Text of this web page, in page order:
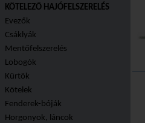
KÖTELEZŐ HAJÓFELSZERELÉS
Evezők
Csáklyák
Mentőfelszerelés
Lobogók
Kürtök
Kötelek
Fenderek-bóják
Horgonyok, láncok